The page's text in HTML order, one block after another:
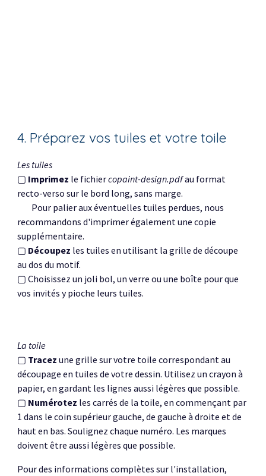
4. Préparez vos tuiles et votre toile
Les tuiles
▢ Imprimez le fichiercopaint-design.pdfau format
recto-verso sur le bord long, sans marge.
Pour palier aux éventuelles tuiles perdues, nous
recommandons d'imprimer également une copie
supplémentaire.
▢ Découpez les tuiles en utilisant la grille de découpe
au dos du motif.
▢ Choisissez un joli bol, un verre ou une boîte pour que
vos invités y pioche leurs tuiles.
La toile
▢ Tracez une grille sur votre toile correspondant au
découpage en tuiles de votre dessin. Utilisez un crayon à
papier, en gardant les lignes aussi légères que possible.
▢ Numérotez les carrés de la toile, en commençant par
1 dans le coin supérieur gauche, de gauche à droite et de
haut en bas. Soulignez chaque numéro. Les marques
doivent être aussi légères que possible.
Pour des informations complètes sur l'installation,